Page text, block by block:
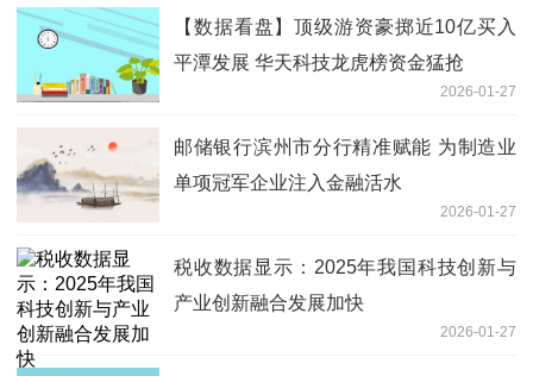
【数据看盘】顶级游资豪掷近10亿买入
平潭发展 华天科技龙虎榜资金猛抢
2026-01-27
邮储银行滨州市分行精准赋能 为制造业
单项冠军企业注入金融活水
2026-01-27
税收数据显示：2025年我国科技创新与
产业创新融合发展加快
2026-01-27